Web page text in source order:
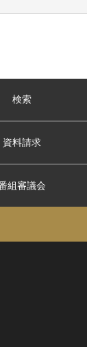
検索
資料請求
組審議会